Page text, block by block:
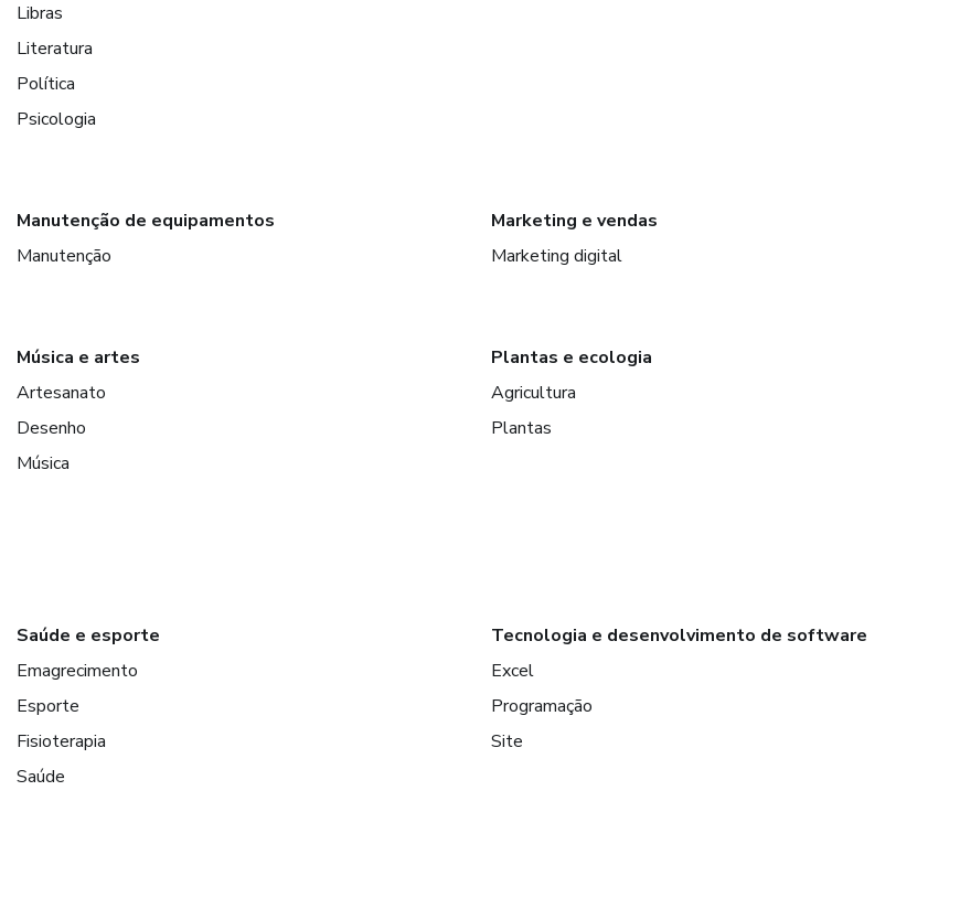
Libras
Literatura
Política
Psicologia
Manutenção de equipamentos
Manutenção
Marketing e vendas
Marketing digital
Música e artes
Artesanato
Desenho
Música
Plantas e ecologia
Agricultura
Plantas
Saúde e esporte
Emagrecimento
Esporte
Fisioterapia
Saúde
Tecnologia e desenvolvimento de software
Excel
Programação
Site